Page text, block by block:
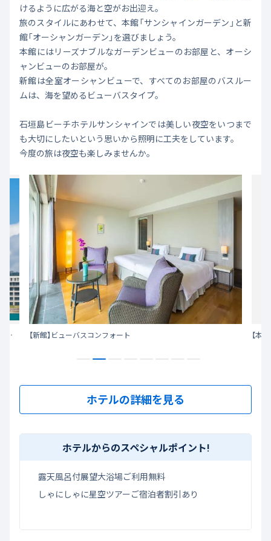
けるように広がる海と空がお出迎え。
旅のスタイルにあわせて、本館「サンシャインガーデン」と新
館「オーシャンガーデン」を選びましょう。
本館にはリーズナブルなガーデンビューのお部屋と、オーシ
ャンビューのお部屋が。
新館は全室オーシャンビューで、すべてのお部屋のバスルー
ムは、海を望めるビューバスタイプ。
石垣島ビーチホテルサンシャインでは美しい夜空をいつまで
も大切にしたいという思いから照明に工夫をしています。
今度の旅は夜空も楽しみませんか。
市街地から車で約10分の距離に、閑静な海沿いのリゾート 美しい星空のためにビーチホテルサンシャインが取り組むこと。 【新館】ビューバスコンフォート 【本
ホテルの詳細を見る
ホテルからのスペシャルポイント!
露天風呂付展望大浴場ご利用無料
しゃにしゃに星空ツアーご宿泊者割引あり